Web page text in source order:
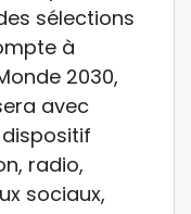
sélections
à
2030,
avec
dispositif
radio,
sociaux,